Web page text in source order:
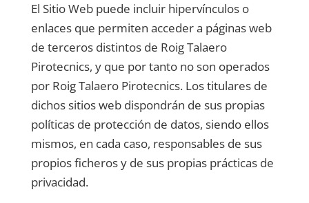
El Sitio Web puede incluir hipervínculos o
enlaces que permiten acceder a páginas web
de terceros distintos de Roig Talaero
Pirotecnics, y que por tanto no son operados
por Roig Talaero Pirotecnics. Los titulares de
dichos sitios web dispondrán de sus propias
políticas de protección de datos, siendo ellos
mismos, en cada caso, responsables de sus
propios ficheros y de sus propias prácticas de
privacidad.